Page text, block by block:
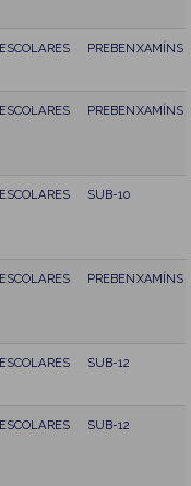
ESCOLARES PREBENXAMÍNS
ESCOLARES PREBENXAMÍNS
ESCOLARES SUB-10
ESCOLARES PREBENXAMÍNS
ESCOLARES SUB-12
ESCOLARES SUB-12